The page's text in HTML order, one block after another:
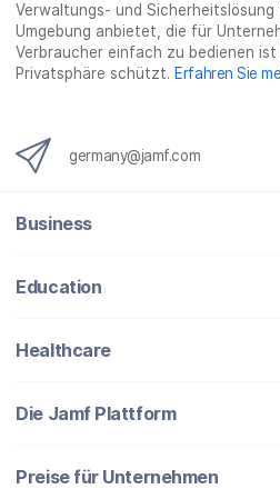
l
e
n
e
n
Verwaltungs- und
Umgebung anbietet, die für
Verbraucher einfach zu bedienen
Privatsphäre schützt. Erfahren Sie
germany@jamf.com
Business
Education
Healthcare
Die Jamf Plattform
Preise für Unternehmen